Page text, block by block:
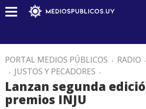
PORTAL MEDIOS PÚBLICOS . RADIO .
. JUSTOS Y PECADORES .
Lanzan segunda
premios INJU